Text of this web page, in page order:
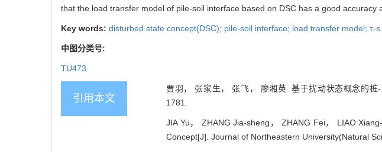
that the load transfer model of pile-soil interface based on DSC has a good accuracy
Key words: disturbed state concept(DSC); pile-soil interface; load transfer model; τ-
中图分类号:
TU473
引用本文
贾羽， 张家生， 张飞， 廖湘英. 基于扰动状态概念的
1781.
JIA Yu， ZHANG Jia-sheng， ZHANG Fei， LIAO
Concept[J]. Journal of Northeastern University(Natural